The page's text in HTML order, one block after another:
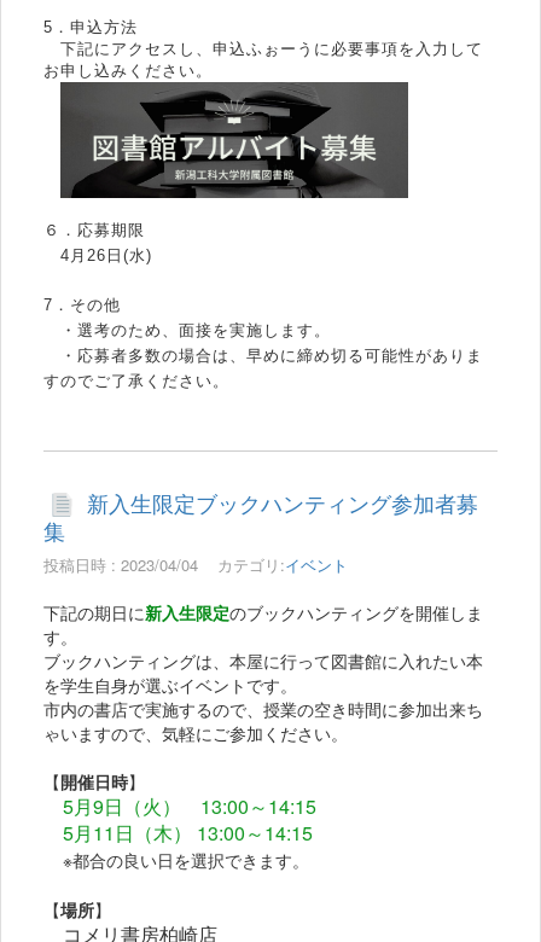
5．申込方法
下記にアクセスし、申込ふぉーうに必要事項を入力して
お申し込みください。
６．応募期限
4月26日(水)
7．その他
・選考のため、面接を実施します。
・応募者多数の場合は、早めに締め切る可能性がありま
すのでご了承ください。
新入生限定ブックハンティング参加者募
集
投稿日時 : 2023/04/04 カテゴリ:イベント
下記の期日に新入生限定のブックハンティングを開催しま
す。
ブックハンティングは、本屋に行って図書館に入れたい本
を学生自身が選ぶイベントです。
市内の書店で実施するので、授業の空き時間に参加出来ち
ゃいますので、気軽にご参加ください。
【開催日時】
5月9日（火） 13:00～14:15
5月11日（木） 13:00～14:15
※都合の良い日を選択できます。
【場所】
コメリ書房柏崎店